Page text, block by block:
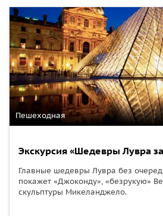
Пешеходная
Экскурсия «Шедевры Лувра
Главные шедевры Лувра без
покажет «Джоконду», «безрукую»
скульптуры Микеланджело.